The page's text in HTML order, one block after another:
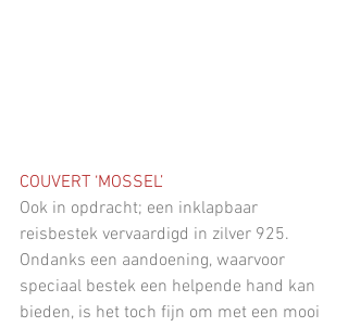
COUVERT ‘MOSSEL’
Ook in opdracht; een inklapbaar
reisbestek vervaardigd in zilver 925.
Ondanks een aandoening, waarvoor
speciaal bestek een helpende hand kan
bieden, is het toch fijn om met een mooi